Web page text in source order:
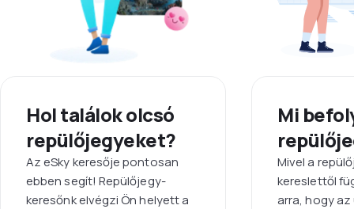
Hol találok olcsó
repülőjegyeket?
Az eSky keresője pontosan
ebben segít! Repülőjegy-
keresőnk elvégzi Ön helyett a
Mi
Mivel a
kereslettől
arra, hogy